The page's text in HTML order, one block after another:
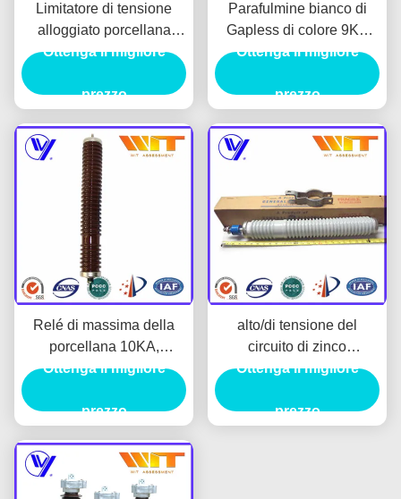
Limitatore di tensione
alloggiato porcellana
elettrica dell'ossido di
varistore di ZnO
Ottenga il migliore
prezzo
Parafulmine bianco di
Gapless di colore 9KV
con porcellana alloggiata
Ottenga il migliore
prezzo
Relé di massima della
porcellana 10KA,
limitatore di tensione
sistema alternante 35-
Ottenga il migliore
prezzo
alto/di tensione del
circuito di zinco
dell'ossido scaricatore
alloggio ceramico,
Ottenga il migliore
prezzo